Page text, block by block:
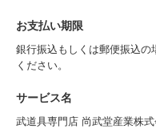
お支払い期限
銀行振込もしくは郵便振込の
ください。
サービス名
武道具専門店 尚武堂産業株式